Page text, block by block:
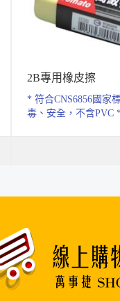
2B專用橡皮擦
* 符合CNS6856國家
毒、安全，不含PVC